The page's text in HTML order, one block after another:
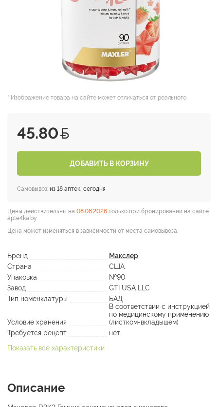
* Изображение товара на сайте может отличаться от реального.
45.80
ДОБАВИТЬ В КОРЗИНУ
Самовывоз: из 18 аптек, сегодня
Цены действительны на 08.08.2026 только при бронировании на сайте
apte4ka.by
Цена может изменяться в зависимости от места самовывоза.
Бренд
Макслер
Страна
США
Упаковка
№90
Завод
GTI USA LLC
Тип номенклатуры
БАД
Условие хранения
В соответствии с инструкцией
по медицинскому применению
(листком-вкладышем)
Требуется рецепт
нет
Показать все характеристики
Описание